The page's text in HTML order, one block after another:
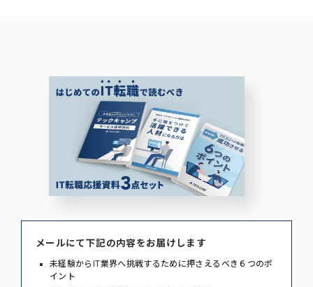
メールにて下記の内容をお届けします
未経験からIT業界へ挑戦するために押さえるべき６つのポ
イント